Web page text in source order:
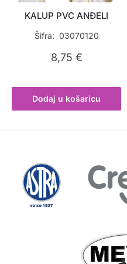
KALUP PVC ANĐELI
Šifra: 03070120
8,75 €
Dodaj u košaricu